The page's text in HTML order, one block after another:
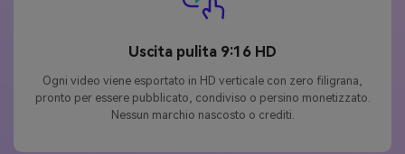
Uscita pulita 9:16 HD
Ogni video viene esportato in HD verticale con zero filigrana,
pronto per essere pubblicato, condiviso o persino monetizzato.
Nessun marchio nascosto o crediti.